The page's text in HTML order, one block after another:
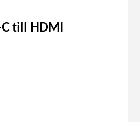
till HDMI